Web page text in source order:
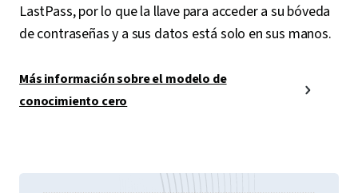
LastPass, por lo que la llave para acceder a su bóveda
de contraseñas y a sus datos está solo en sus manos.
Más información sobre el modelo de
conocimiento cero